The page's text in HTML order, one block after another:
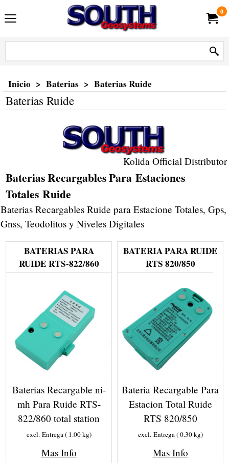
0
Inicio > Baterias > Baterias Ruide
Baterias Ruide
Kolida Official Distributor
Baterias Recargables Para Estaciones
Totales Ruide
Baterias Recargables Ruide para Estacione Totales, Gps,
Gnss, Teodolitos y Niveles Digitales
BATERIAS PARA
RUIDE RTS-822/860
Baterias Recargable ni-
mh Para Ruide RTS-
822/860 total station
excl. Entrega 1.00kg
Mas Info
BATERIA PARA RUIDE
RTS 820/850
Bateria Recargable Para
Estacion Total Ruide
RTS 820/850
excl. Entrega 0.30kg
Mas Info